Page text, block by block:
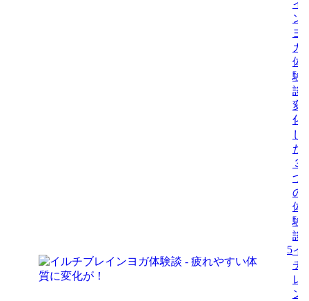
イ
ン
ヨ
ガ
体
験
談-
変
化
し
た
３
つ
の
体
験
談
5イ
チ
レ
ン